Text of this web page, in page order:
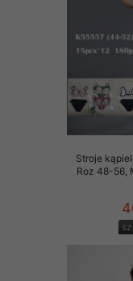
Stroje
Roz 48-56,